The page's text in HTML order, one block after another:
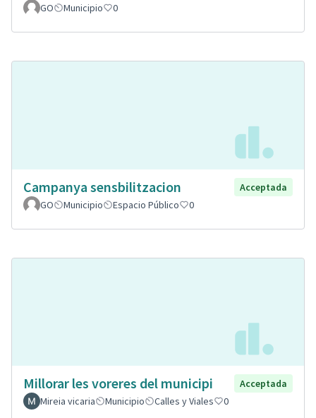
GO Municipio 0
Campanya sensbilitzacion
Acceptada
GO
Municipio Espacio Público 0
Millorar les voreres del municipi
Acceptada
Mireia vicaria
Municipio Calles y Viales 0